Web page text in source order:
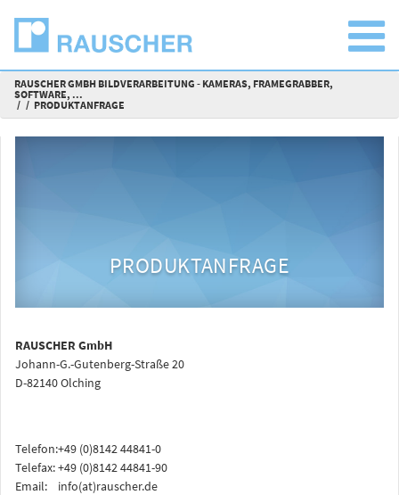
RAUSCHER GMBH BILDVERARBEITUNG - KAMERAS, FRAMEGRABBER,
SOFTWARE, ...
PRODUKTANFRAGE
PRODUKTANFRAGE
RAUSCHER GmbH
Johann-G.-Gutenberg-Straße 20
D-82140 Olching
Telefon:+49 (0)8142 44841-0
Telefax:+49 (0)8142 44841-90
Email:
info(at)rauscher.de